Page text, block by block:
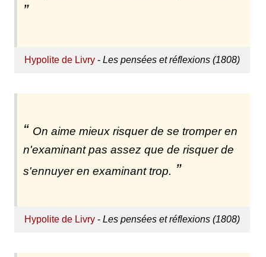
Hypolite de Livry- Les pensées et réflexions (1808)
On aime mieux risquer de se tromper en
n'examinant pas assez que de risquer de
s'ennuyer en examinant trop.
Hypolite de Livry- Les pensées et réflexions (1808)